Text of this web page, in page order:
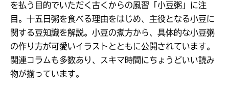
を払う目的でいただく古くからの風習「小豆粥」に注
目。十五日粥を食べる理由をはじめ、主役となる小豆に
関する豆知識を解説。小豆の煮方から、具体的な小豆粥
の作り方が可愛いイラストとともに公開されています。
関連コラムも多数あり、スキマ時間にちょうどいい読み
物が揃っています。